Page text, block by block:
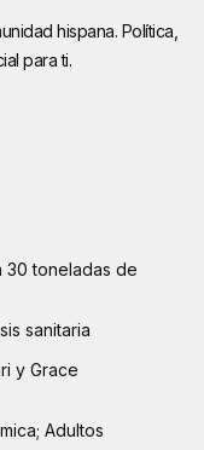
hispana. Política,
para ti.
30 toneladas de
sanitaria
y Grace
Adultos